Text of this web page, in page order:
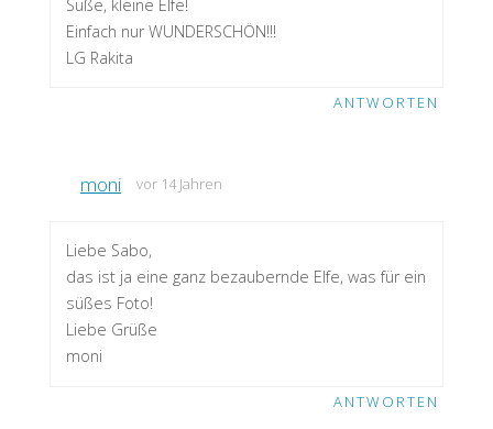
Süße, kleine Elfe!
Einfach nur WUNDERSCHÖN!!!
LG Rakita
ANTWORTEN
moni vor 14 Jahren
Liebe Sabo,
das ist ja eine ganz bezaubernde Elfe, was für ein
süßes Foto!
Liebe Grüße
moni
ANTWORTEN